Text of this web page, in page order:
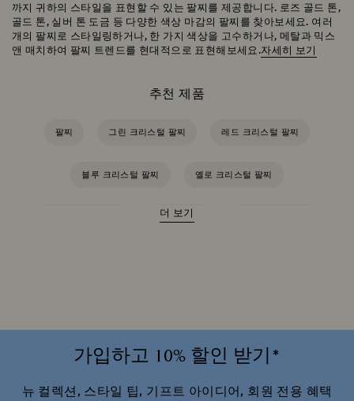
까지 귀하의 스타일을 표현할 수 있는 팔찌를 제공합니다. 로즈 골드 톤,
골드 톤, 실버 톤 도금 등 다양한 색상 마감의 팔찌를 찾아보세요. 여러
개의 팔찌로 스타일링하거나, 한 가지 색상을 고수하거나, 메탈과 믹스
앤 매치하여 팔찌 트렌드를 현대적으로 표현해보세요.자세히 보기
추천 제품
팔찌 그린 크리스털 팔찌 레드 크리스털 팔찌
블루 크리스털 팔찌 옐로 크리스털 팔찌
화이트 팔찌
더 보기
가입하고 10% 할인 받기*
뉴 컬렉션, 스타일 팁, 기프트 아이디어, 회원 전용 혜택